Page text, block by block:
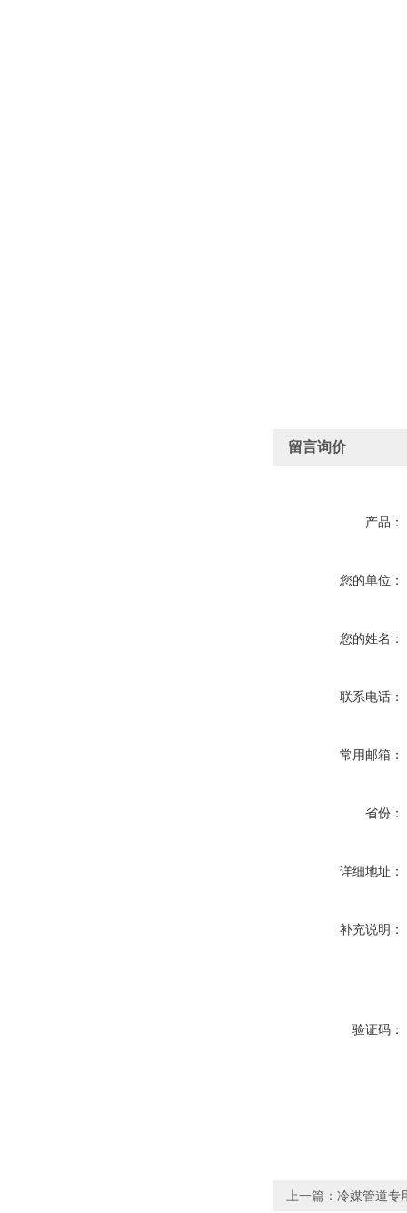
留言询价
产品：
您的单位：
您的姓名：
联系电话：
常用邮箱：
省份：
详细地址：
补充说明：
验证码：
上一篇： 冷媒管道专